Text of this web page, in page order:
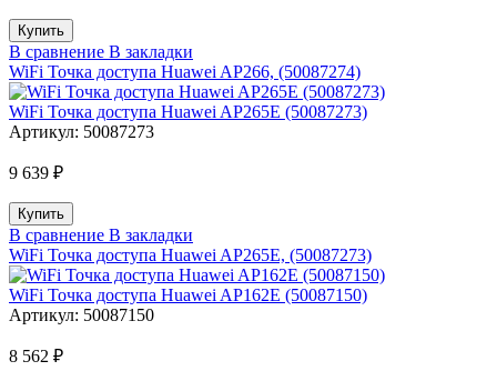
В сравнение В закладки
WiFi Точка доступа Huawei AP266, (50087274)
WiFi Точка доступа Huawei AP265E (50087273)
Артикул: 50087273
9 639 ₽
В сравнение В закладки
WiFi Точка доступа Huawei AP265E, (50087273)
WiFi Точка доступа Huawei AP162E (50087150)
Артикул: 50087150
8 562 ₽